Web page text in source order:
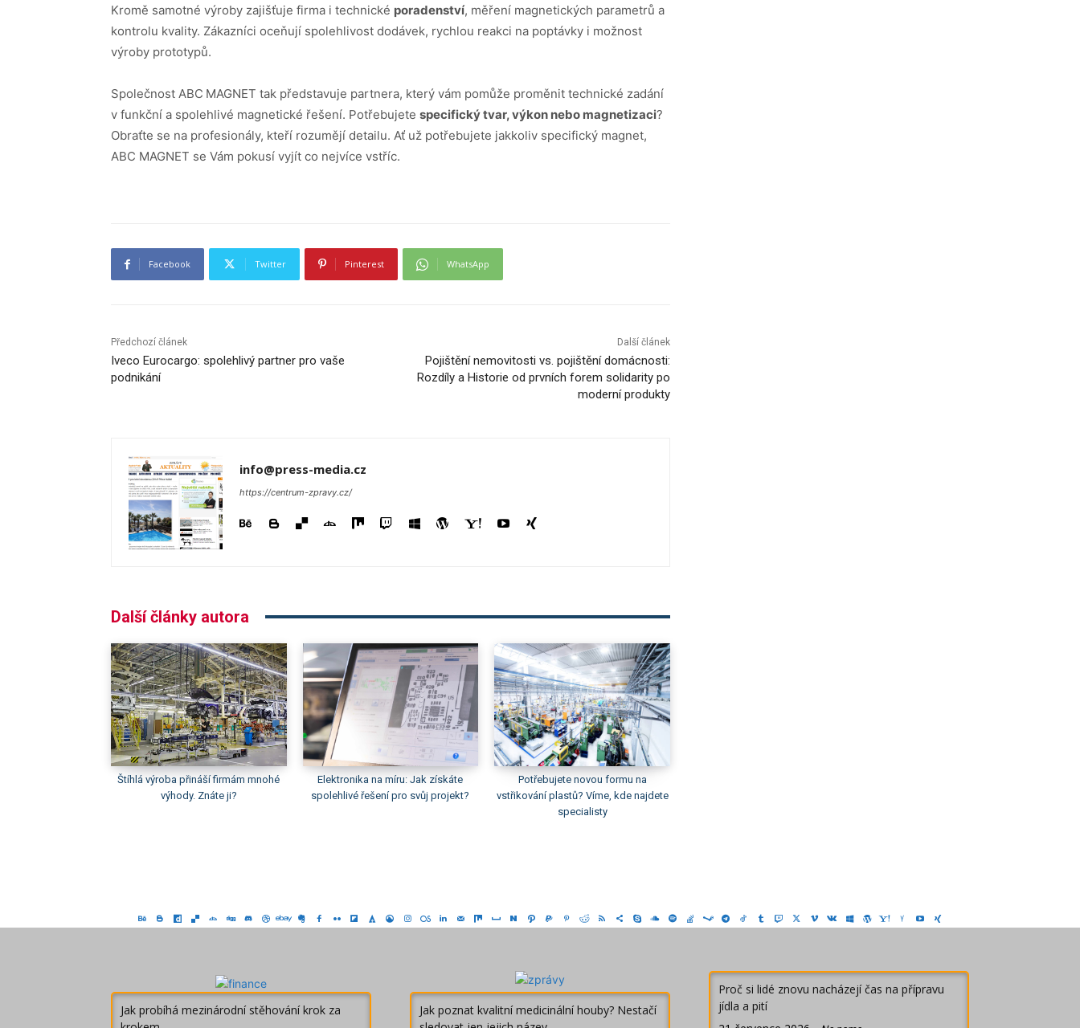
Kromě samotné výroby zajišťuje firma i technické poradenství, měření magnetických parametrů a
kontrolu kvality. Zákazníci oceňují spolehlivost dodávek, rychlou reakci na poptávky i možnost
výroby prototypů.
Společnost ABC MAGNET tak představuje partnera, který vám pomůže proměnit technické zadání
v funkční a spolehlivé magnetické řešení. Potřebujete specifický tvar, výkon nebo magnetizaci?
Obraťte se na profesionály, kteří rozumějí detailu. Ať už potřebujete jakkoliv specifický magnet,
ABC MAGNET se Vám pokusí vyjít co nejvíce vstříc.
Facebook Twitter Pinterest WhatsApp
Předchozí článek
Iveco Eurocargo: spolehlivý partner pro vaše
podnikání
Další článek
Pojištění nemovitosti vs. pojištění domácnosti:
Rozdíly a Historie od prvních forem solidarity po
moderní produkty
info@press-media.cz
https://centrum-zpravy.cz/
Další články autora
Štíhlá výroba přináší firmám mnohé
výhody. Znáte ji?
Elektronika na míru: Jak získáte
spolehlivé řešení pro svůj projekt?
Potřebujete novou formu na
vstřikování plastů? Víme, kde najdete
specialisty
Jak probíhá mezinárodní stěhování krok za
Jak poznat kvalitní medicinální houby? Nestačí
Proč si lidé znovu nacházejí čas na přípravu
jídla a pití